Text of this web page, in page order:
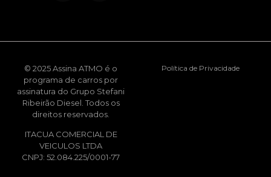
© 2025 Assina ATMO é o
programa de carros por
assinatura do Grupo Stefani
Ribeirão Diesel. Todos os
direitos reservados.
ITACUA COMERCIAL DE
VEICULOS LTDA
CNPJ: 52.084.225/0001-77
Política de Privacidade